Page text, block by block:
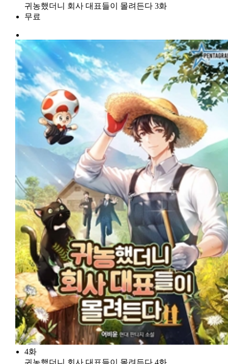
귀농했더니 회사 대표들이 몰려든다 3화
무료
4화